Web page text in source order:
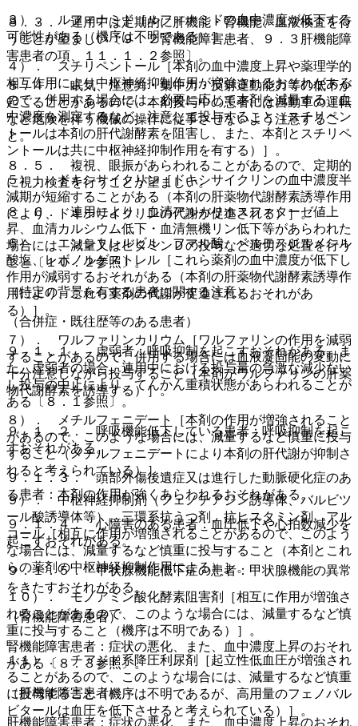
３）． ルフィナミド［ルフィナミドの血中濃度が低下する
可能性がある（機序は不明である）］。
４）． スチリペントール［本剤の血中濃度上昇や薬理学的
相互作用により中枢神経抑制作用が増強されるおそれがある
ので、併用する場合には、必要に応じて本剤を減量する、血
中濃度を測定するなど、注意して投与すること（スチリペン
トールは本剤の肝代謝酵素を阻害し、また、本剤とスチリペ
ントールは共に中枢神経抑制作用を有する）］。
５）． ドキシサイクリン［ドキシサイクリンの血中濃度半
減期が短縮することがある（本剤の肝薬物代謝酵素誘導作用
により、ドキシサイクリンの代謝が促進される）］。
６）． エンシトレルビル フマル酸、ベルモスジルメシル
酸塩、レボノルゲストレル［これら薬剤の血中濃度が低下し
作用が減弱するおそれがある（本剤の肝薬物代謝酵素誘導作
用により、これら薬剤の代謝が促進されるおそれがあ
る）］。
７）． ワルファリンカリウム［ワルファリンの作用を減弱
することがあるので、併用する場合には血液凝固能の変動に
十分注意しながら投与すること（本剤がワルファリンの肝薬
物代謝酵素を誘導する）］。
８）． メチルフェニデート［本剤の作用が増強されること
があるので、このような場合には、減量するなど慎重に投与
すること（メチルフェニデートにより本剤の肝代謝が抑制さ
れると考えられている）］。
９）． 中枢神経抑制剤（フェノチアジン誘導体、バルビツ
ール酸誘導体等）、三環系抗うつ剤、抗ヒスタミン剤、アル
コール［相互に作用が増強されることがあるので、このよう
な場合には、減量するなど慎重に投与すること（本剤とこれ
らの薬剤の中枢神経抑制作用による）］。
１０）． モノアミン酸化酵素阻害剤［相互に作用が増強さ
れることがあるので、このような場合には、減量するなど慎
重に投与すること（機序は不明である）］。
１１）． チアジド系降圧利尿剤［起立性低血圧が増強され
ることがあるので、このような場合には、減量するなど慎重
に投与すること（機序は不明であるが、高用量のフェノバル
ビタールは血圧を低下させると考えられている）］。
８．３． 連用中は定期的に肝機能・腎機能、血液検査を行
うことが望ましい〔９．２腎機能障害患者、９．３肝機能障
害患者の項、１１．１．２参照〕。
８．４． 眠気、注意力・集中力・反射運動能力等の低下が
起こることがあるので、本剤投与中の患者には自動車の運転
など危険を伴う機械の操作に従事させないよう注意するこ
と。
８．５． 複視、眼振があらわれることがあるので、定期的
に視力検査を行うことが望ましい。
８．６． 連用により、血清アルカリホスファターゼ値上
昇、血清カルシウム低下・血清無機リン低下等があらわれた
場合には、減量又はビタミンＤの投与など適切な処置を行う
こと〔１０．２参照〕。
（特定の背景を有する患者に関する注意）
（合併症・既往歴等のある患者）
９．１．１． 虚弱者：呼吸抑制を起こすおそれがある。ま
た、虚弱者の場合、連用中における投与量の急激な減少ない
し投与の中止により、てんかん重積状態があらわれることが
ある〔８．１参照〕。
９．１．２． 呼吸機能低下している患者：呼吸抑制を起こ
すおそれがある。
９．１．３． 頭部外傷後遺症又は進行した動脈硬化症のあ
る患者：本剤の作用が強くあらわれるおそれがある。
９．１．４． 心障害のある患者：血圧低下や心拍数減少を
起こすおそれがある。
９．１．５． 甲状腺機能低下症の患者：甲状腺機能の異常
をきたすおそれがある。
（腎機能障害患者）
腎機能障害患者：症状の悪化、また、血中濃度上昇のおそれ
がある〔８．３参照〕。
（肝機能障害患者）
肝機能障害患者：症状の悪化、また、血中濃度上昇のおそれ